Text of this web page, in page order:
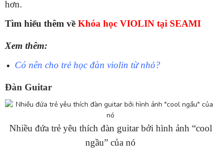
hơn.
Tìm hiểu thêm về Khóa học VIOLIN tại SEAMI
Xem thêm:
Có nên cho trẻ học đàn violin từ nhỏ?
Đàn Guitar
Nhiều đứa trẻ yêu thích đàn guitar bởi hình ảnh “cool
ngầu” của nó